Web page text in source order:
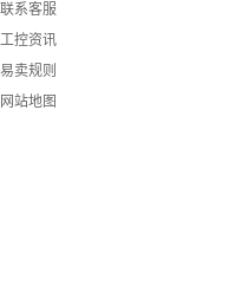
联系客服
工控资讯
易卖规则
网站地图